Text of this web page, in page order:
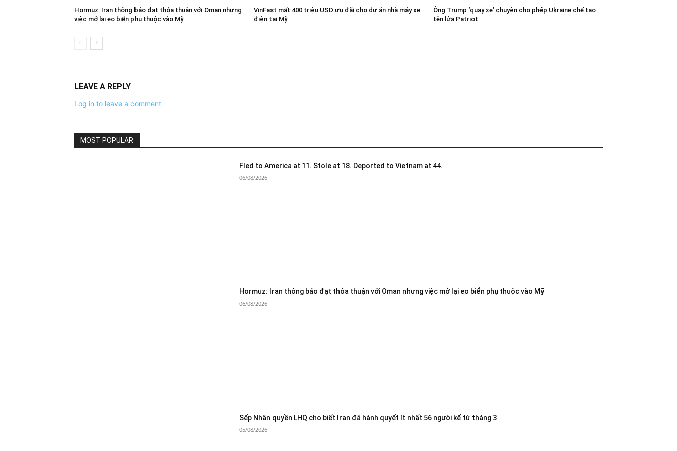
Hormuz: Iran thông báo đạt thỏa thuận với Oman nhưng
việc mở lại eo biển phụ thuộc vào Mỹ
VinFast mất 400 triệu USD ưu đãi cho dự án nhà máy xe
điện tại Mỹ
Ông Trump ‘quay xe’ chuyện cho phép Ukraine chế tạo
tên lửa Patriot
LEAVE A REPLY
Log in to leave a comment
MOST POPULAR
Fled to America at 11. Stole at 18. Deported to Vietnam at 44.
06/08/2026
Hormuz: Iran thông báo đạt thỏa thuận với Oman nhưng việc mở lại eo biển phụ thuộc vào Mỹ
06/08/2026
Sếp Nhân quyền LHQ cho biết Iran đã hành quyết ít nhất 56 người kể từ tháng 3
05/08/2026